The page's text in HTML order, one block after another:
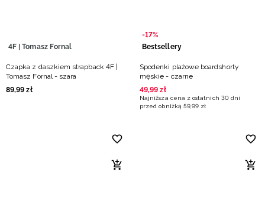
4F | Tomasz Fornal
Czapka z daszkiem strapback 4F |
Tomasz Fornal - szara
89,99 zł
-17%
Bestsellery
Spodenki plażowe boardshorty
męskie - czarne
49,99 zł
Najniższa cena z ostatnich 30 dni
przed obniżką 59,99 zł